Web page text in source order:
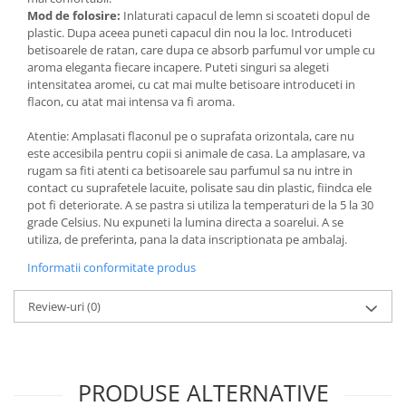
Mod de folosire: Inlaturati capacul de lemn si scoateti dopul de
plastic. Dupa aceea puneti capacul din nou la loc. Introduceti
betisoarele de ratan, care dupa ce absorb parfumul vor umple cu
aroma eleganta fiecare incapere. Puteti singuri sa alegeti
intensitatea aromei, cu cat mai multe betisoare introduceti in
flacon, cu atat mai intensa va fi aroma.
Atentie: Amplasati flaconul pe o suprafata orizontala, care nu
este accesibila pentru copii si animale de casa. La amplasare, va
rugam sa fiti atenti ca betisoarele sau parfumul sa nu intre in
contact cu suprafetele lacuite, polisate sau din plastic, fiindca ele
pot fi deteriorate. A se pastra si utiliza la temperaturi de la 5 la 30
grade Celsius. Nu expuneti la lumina directa a soarelui. A se
utiliza, de preferinta, pana la data inscriptionata pe ambalaj.
Informatii conformitate produs
Review-uri(0)
PRODUSE ALTERNATIVE